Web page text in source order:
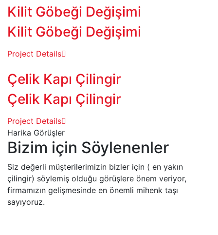
Kilit Göbeği Değişimi
Kilit Göbeği Değişimi
Project Details
Çelik Kapı Çilingir
Çelik Kapı Çilingir
Project Details
Harika Görüşler
Bizim için Söylenenler
Siz değerli müşterilerimizin bizler için ( en yakın
çilingir) söylemiş olduğu görüşlere önem veriyor,
firmamızın gelişmesinde en önemli mihenk taşı
sayıyoruz.